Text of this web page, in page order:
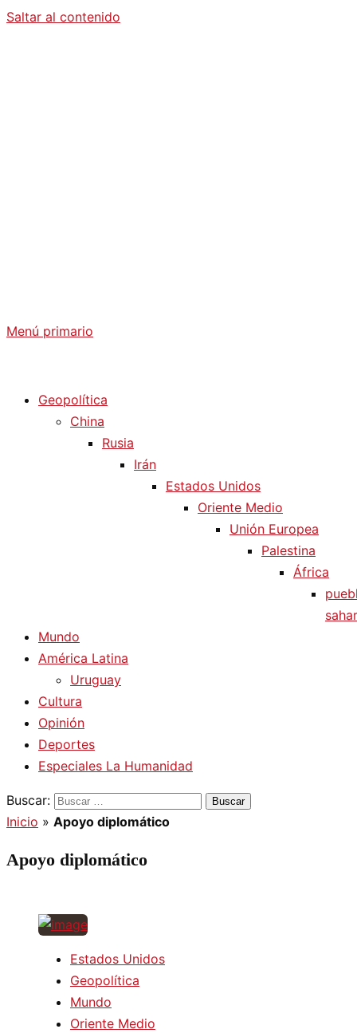
Saltar al contenido
Menú primario
Geopolítica
China
Rusia
Irán
Estados Unidos
Oriente Medio
Unión Europea
Palestina
África
Mundo
América Latina
Uruguay
Cultura
Opinión
Deportes
Especiales La Humanidad
Buscar:
Inicio » Apoyo diplomático
Apoyo diplomático
Estados Unidos
Geopolítica
Mundo
Oriente Medio